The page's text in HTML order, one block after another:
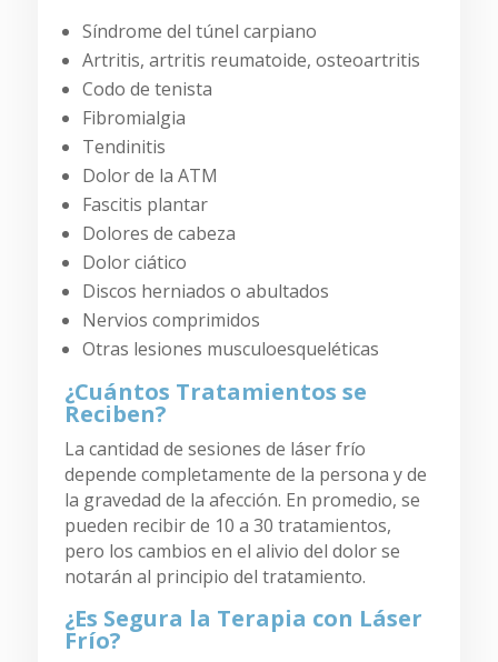
Síndrome del túnel carpiano
Artritis, artritis reumatoide, osteoartritis
Codo de tenista
Fibromialgia
Tendinitis
Dolor de la ATM
Fascitis plantar
Dolores de cabeza
Dolor ciático
Discos herniados o abultados
Nervios comprimidos
Otras lesiones musculoesqueléticas
¿Cuántos Tratamientos se
Reciben?
La cantidad de sesiones de láser frío
depende completamente de la persona y de
la gravedad de la afección. En promedio, se
pueden recibir de 10 a 30 tratamientos,
pero los cambios en el alivio del dolor se
notarán al principio del tratamiento.
¿Es Segura la Terapia con Láser
Frío?